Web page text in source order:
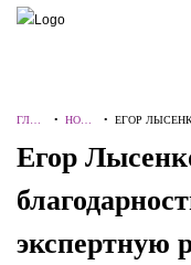
ПОИСК ПО САЙТУ
ГЛАВ
•НОВО
•ЕГОР
Егор
экспертную